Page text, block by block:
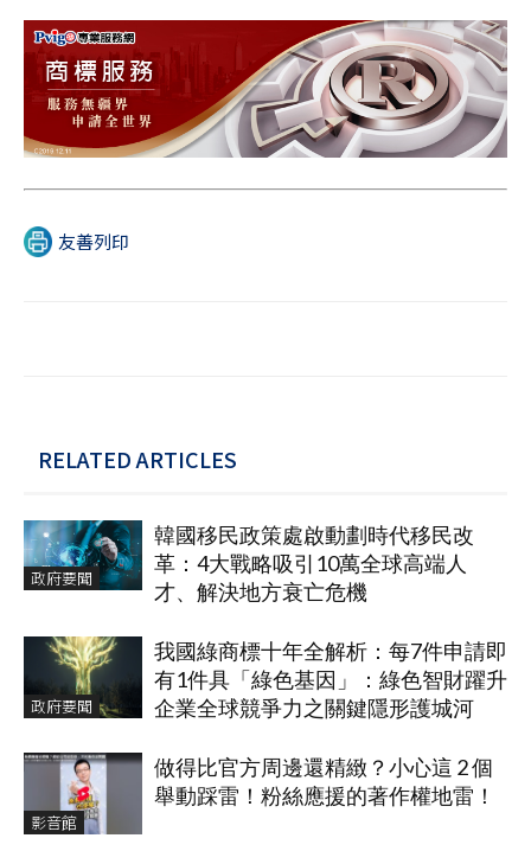
友善列印
RELATED ARTICLES
政府要聞
韓國移民政策處啟動劃時代移民改
革：4大戰略吸引10萬全球高端人
才、解決地方衰亡危機
政府要聞
我國綠商標十年全解析：每7件申請即
有1件具「綠色基因」：綠色智財躍升
企業全球競爭力之關鍵隱形護城河
影音館
做得比官方周邊還精緻？小心這 2 個
舉動踩雷！粉絲應援的著作權地雷！